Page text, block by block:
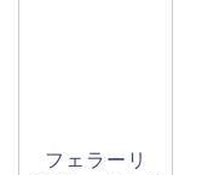
フェラーリ